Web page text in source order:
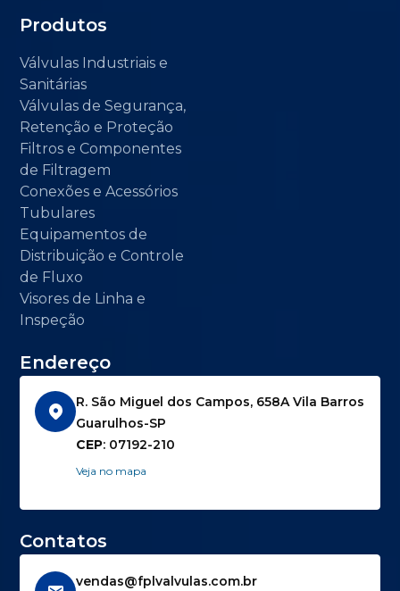
Produtos
Válvulas Industriais e
Sanitárias
Válvulas de Segurança,
Retenção e Proteção
Filtros e Componentes
de Filtragem
Conexões e Acessórios
Tubulares
Equipamentos de
Distribuição e Controle
de Fluxo
Visores de Linha e
Inspeção
Endereço
R. São Miguel dos Campos, 658A Vila Barros
Guarulhos-SP
CEP: 07192-210
Veja no mapa
Contatos
vendas@fplvalvulas.com.br